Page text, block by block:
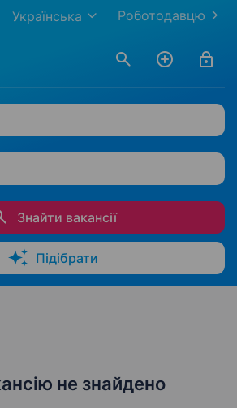
Роботодавцю
Українська
Знайти вакансії
Підібрати
не знайдено